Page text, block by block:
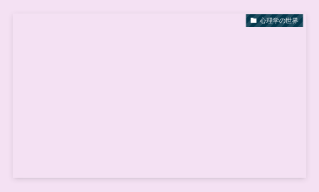
心理学の世界